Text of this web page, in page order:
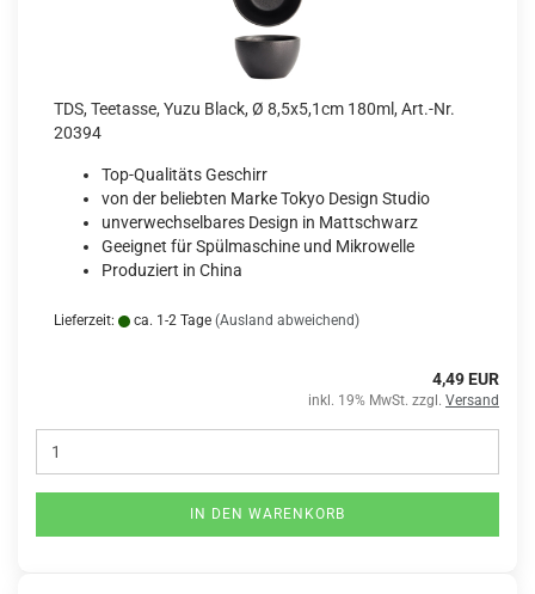
TDS, Teetasse, Yuzu Black, Ø 8,5x5,1cm 180ml, Art.-Nr.
20394
Top-Qualitäts Geschirr
von der beliebten Marke Tokyo Design Studio
unverwechselbares Design in Mattschwarz
Geeignet für Spülmaschine und Mikrowelle
Produziert in China
Lieferzeit: ca. 1-2 Tage (Ausland abweichend)
4,49 EUR
inkl. 19% MwSt. zzgl. Versand
IN DEN WARENKORB